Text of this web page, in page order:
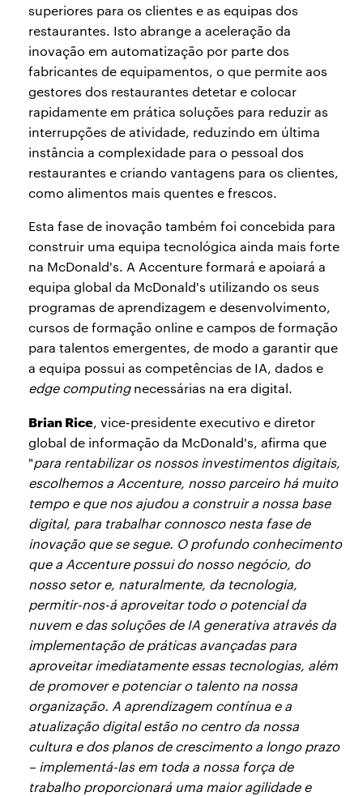
superiores para os clientes e as equipas dos
restaurantes. Isto abrange a aceleração da
inovação em automatização por parte dos
fabricantes de equipamentos, o que permite aos
gestores dos restaurantes detetar e colocar
rapidamente em prática soluções para reduzir as
interrupções de atividade, reduzindo em última
instância a complexidade para o pessoal dos
restaurantes e criando vantagens para os clientes,
como alimentos mais quentes e frescos.
Esta fase de inovação também foi concebida para
construir uma equipa tecnológica ainda mais forte
na McDonald's. A Accenture formará e apoiará a
equipa global da McDonald's utilizando os seus
programas de aprendizagem e desenvolvimento,
cursos de formação online e campos de formação
para talentos emergentes, de modo a garantir que
a equipa possui as competências de IA, dados e
edge computingnecessárias na era digital.
Brian Rice, vice-presidente executivo e diretor
global de informação da McDonald's, afirma que
"para rentabilizar os nossos investimentos digitais,
escolhemos a Accenture, nosso parceiro há muito
tempo e que nos ajudou a construir a nossa base
digital, para trabalhar connosco nesta fase de
inovação que se segue. O profundo conhecimento
que a Accenture possui do nosso negócio, do
nosso setor e, naturalmente, da tecnologia,
permitir-nos-á aproveitar todo o potencial da
nuvem e das soluções de IA generativa através da
implementação de práticas avançadas para
aproveitar imediatamente essas tecnologias, além
de promover e potenciar o talento na nossa
organização. A aprendizagem contínua e a
atualização digital estão no centro da nossa
cultura e dos planos de crescimento a longo prazo
– implementá-las em toda a nossa força de
trabalho proporcionará uma maior agilidade e